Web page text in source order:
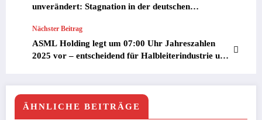
unverändert: Stagnation in der deutschen
Sektoren
Nächster Beitrag
ASML Holding legt um 07:00 Uhr Jahreszahlen
2025 vor – entscheidend für Halbleiterindustrie und
ÄHNLICHE BEITRÄGE